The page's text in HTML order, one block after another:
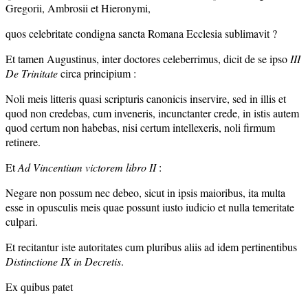
Gregorii, Ambrosii et Hieronymi,
quos celebritate condigna sancta Romana Ecclesia sublimavit ?
Et tamen Augustinus, inter doctores celeberrimus, dicit de se ipso III
De Trinitatecirca principium :
Noli meis litteris quasi scripturis canonicis inservire, sed in illis et
quod non credebas, cum inveneris, incunctanter crede, in istis autem
quod certum non habebas, nisi certum intellexeris, noli firmum
retinere.
EtAd Vincentium victorem libro II:
Negare non possum nec debeo, sicut in ipsis maioribus, ita multa
esse in opusculis meis quae possunt iusto iudicio et nulla temeritate
culpari.
Et recitantur iste autoritates cum pluribus aliis ad idem pertinentibus
Distinctione IX in Decretis.
Ex quibus patet